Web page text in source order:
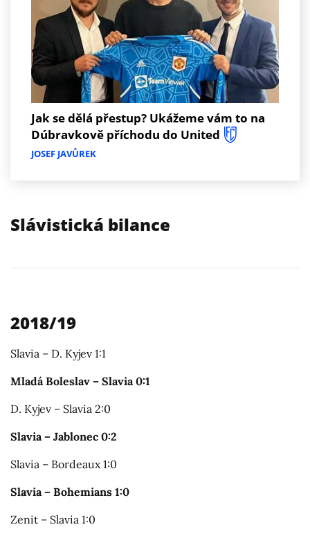
Jak se dělá přestup? Ukážeme vám to na
Dúbravkově příchodu do United
JOSEF JAVŮREK
Slávistická bilance
2018/19
Slavia – D. Kyjev 1:1
Mladá Boleslav – Slavia 0:1
D. Kyjev – Slavia 2:0
Slavia – Jablonec 0:2
Slavia – Bordeaux 1:0
Slavia – Bohemians 1:0
Zenit – Slavia 1:0